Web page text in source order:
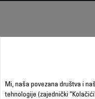
Mi, naša povezana društva i
tehnologije (zajednički